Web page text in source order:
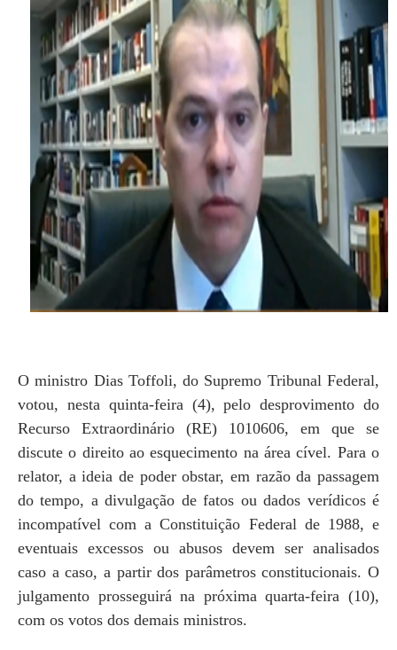
O ministro Dias Toffoli, do Supremo Tribunal Federal,
votou, nesta quinta-feira (4), pelo desprovimento do
Recurso Extraordinário (RE) 1010606, em que se
discute o direito ao esquecimento na área cível. Para o
relator, a ideia de poder obstar, em razão da passagem
do tempo, a divulgação de fatos ou dados verídicos é
incompatível com a Constituição Federal de 1988, e
eventuais excessos ou abusos devem ser analisados
caso a caso, a partir dos parâmetros constitucionais. O
julgamento prosseguirá na próxima quarta-feira (10),
com os votos dos demais ministros.